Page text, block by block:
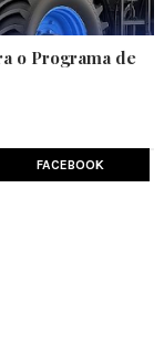
o Programa de
FACEBOOK